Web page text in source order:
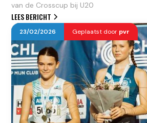
van de Crosscup bij U20
LEES BERICHT
23/02/2026 Geplaatst door pvr